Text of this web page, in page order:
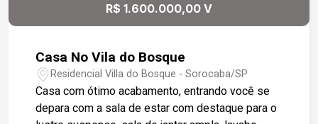
R$ 1.600.000,00 V
Casa No Vila do Bosque
Residencial Villa do Bosque - Sorocaba/SP
Casa com ótimo acabamento, entrando você se
depara com a sala de estar com destaque para o